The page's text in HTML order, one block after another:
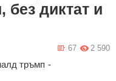
без диктат и
2 590
67
тръмп -